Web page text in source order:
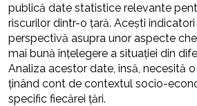
publică date statistice relevante
riscurilor dintr-o țară. Acești
perspectivă asupra unor aspecte
mai bună înțelegere a situației din
Analiza acestor date, însă, necesită
ținând cont de contextul socio-
specific fiecărei țări.